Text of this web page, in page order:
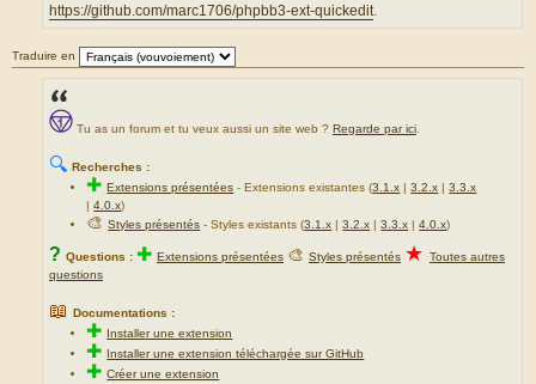
https://github.com/marc1706/phpbb3-ext-quickedit.
Traduire en
Tu as un forum et tu veux aussi un site web ? Regarde par ici
🔍 Recherches :
✚Extensions présentées -Extensions existantes (3.1.x |3.2.x |3.3.x
|4.0.x)
🎨Styles présentés - Styles existants (3.1.x |3.2.x |3.3.x |4.0.x)
? Questions : ✚ Extensions présentées 🎨 Styles présentés ★ Toutes autres
questions
📖 Documentations :
✚ Installer une extension
✚ Installer une extension téléchargée sur GitHub
✚Créer une extension